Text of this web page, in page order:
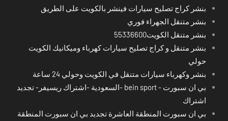
بنشر كراج تصليح سيارات فينشر بالكويت على الطريق
بنشر متنقل الجهراء فوري
بنشر متنقل الكويت55336600
بنشر متنقل و كراج تصليح سيارات كهرباء وميكانيك الكويت
حولي
بنشر وكهرباء سيارات متنقل في الكويت وحولي 24 ساعة
بي ان سبورت - bein sport -السعودية -اشتراك ريسيفر- تجديد
اشتراك
بي ان سبورت المنطقة العاشرة تجديد بي ان سبورت المنطقة